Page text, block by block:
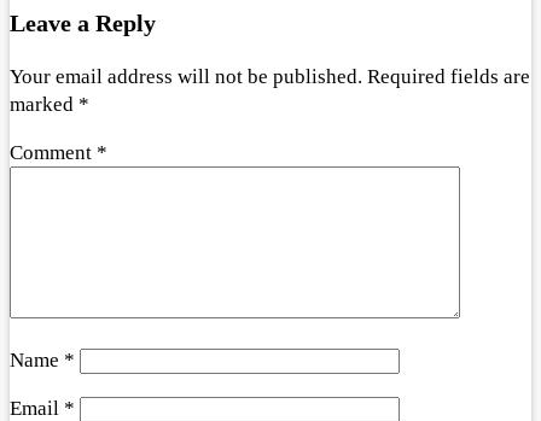
Leave a Reply
Your email address will not be published. Required fields are
marked *
Comment *
Name *
Email *